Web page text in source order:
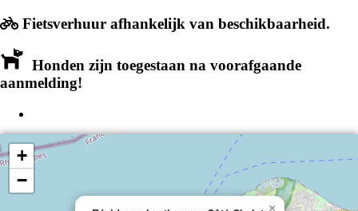
Fietsverhuur afhankelijk van beschikbaarheid.
Honden zijn toegestaan na voorafgaande
aanmelding!
×
+
−